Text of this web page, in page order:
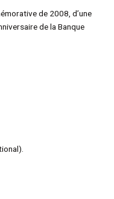
de 2008, d’une
de la Banque